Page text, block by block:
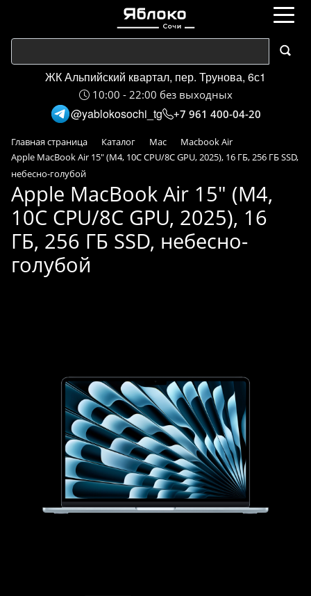
ЖК Альпийский квартал, пер. Трунова, 6с1
10:00 - 22:00 без выходных
@yablokosochi_tg +7 961 400-04-20
Главная страница Каталог Mac
Macbook Air
Apple MacBook Air 15" (M4, 10C CPU/8C GPU, 2025), 16 ГБ, 256 ГБ SSD,
небесно-голубой
Apple MacBook Air 15" (M4,
10C CPU/8C GPU, 2025), 16
ГБ, 256 ГБ SSD, небесно-
голубой